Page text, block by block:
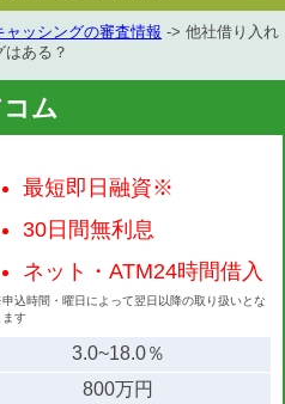
キャッシング
審査
キャッシング
豆知識
ャッシングの審査情報 -> 他社借り入れ
ある？
ム
最短即日融資※
30日間無利息
ネット・ATM24時間借入
込時間・曜日によって翌日以降の取り扱いとな
ます
3.0~18.0％
800万円